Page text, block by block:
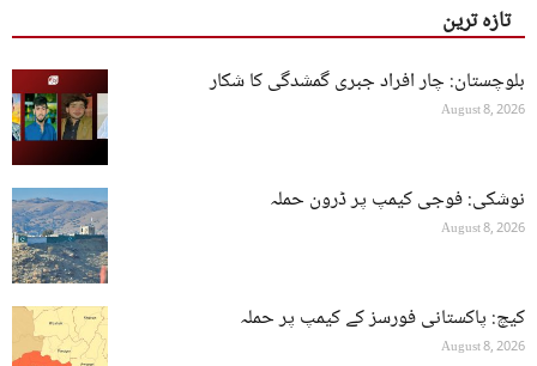
تازہ ترین
بلوچستان: چار افراد جبری گمشدگی کا شکار
August 8, 2026
نوشکی: فوجی کیمپ پر ڈرون حملہ
August 8, 2026
کیچ: پاکستانی فورسز کے کیمپ پر حملہ
August 8, 2026